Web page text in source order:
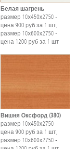
Белая шагрень
размер 10х450х2750 -
цена 900 руб за 1 шт,
размер 10х600х2750 -
цена 1200 руб за 1 шт
Вишня Оксфорд (380)
размер 10х450х2750 -
цена 900 руб за 1 шт,
размер 10х600х2750 -